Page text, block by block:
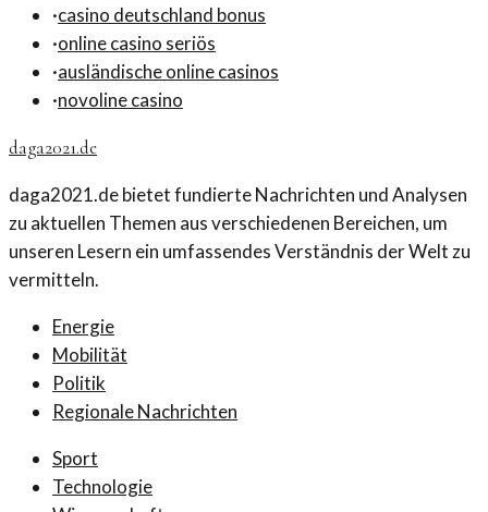
·casino deutschland bonus
·online casino seriös
·ausländische online casinos
·novoline casino
daga2021.de
daga2021.de bietet fundierte Nachrichten und Analysen
zu aktuellen Themen aus verschiedenen Bereichen, um
unseren Lesern ein umfassendes Verständnis der Welt zu
vermitteln.
Energie
Mobilität
Politik
Regionale Nachrichten
Sport
Technologie